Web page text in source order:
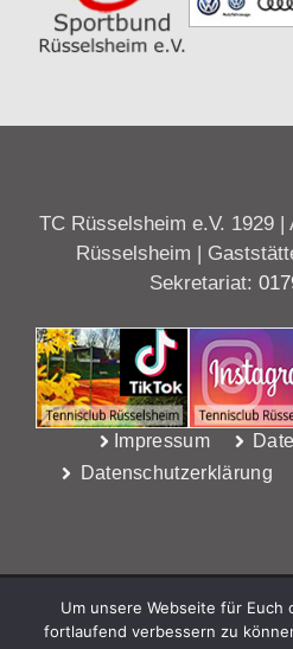
TC Rüsselsheim e.V. 1929
Rüsselsheim |
Sekretariat:
Impressum
Datenschutzerklärung
Um unsere Webseite für Euch
fortlaufend verbessern zu